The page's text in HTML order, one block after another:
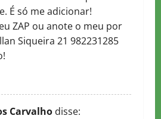
É só me adicionar!
ZAP ou anote o meu por
Siqueira 21 982231285
Carvalho disse: